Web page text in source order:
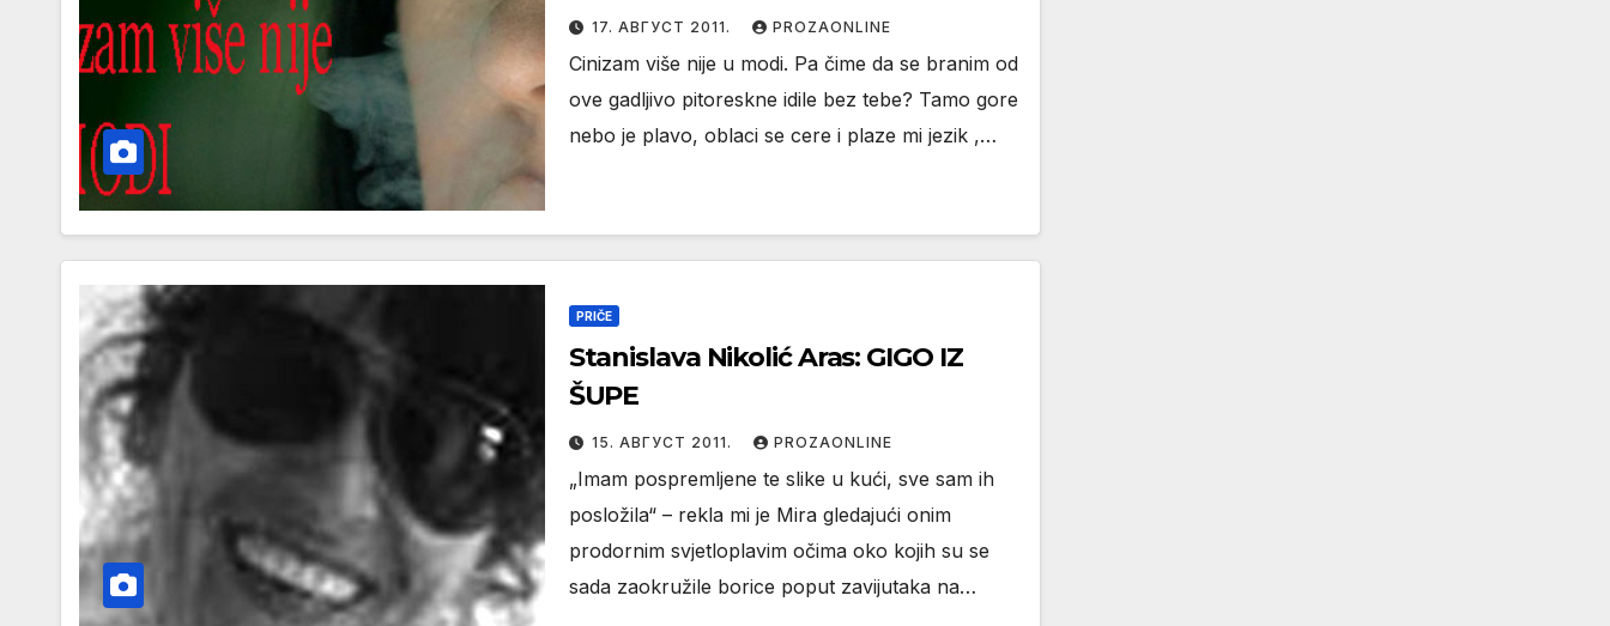
17. АВГУСТ 2011. PROZAONLINE
Cinizam više nije u modi. Pa čime da se branim od
ove gadljivo pitoreskne idile bez tebe? Tamo gore
nebo je plavo, oblaci se cere i plaze mi jezik ,…
PRIČE
Stanislava Nikolić Aras: GIGO IZ
ŠUPE
15. АВГУСТ 2011. PROZAONLINE
„Imam pospremljene te slike u kući, sve sam ih
posložila“ – rekla mi je Mira gledajući onim
prodornim svjetloplavim očima oko kojih su se
sada zaokružile borice poput zavijutaka na…